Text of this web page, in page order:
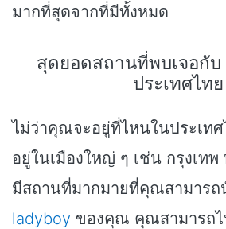
มากที่สุดจากที่มีทั้งหมด
สุดยอดสถานที่พบเจอกั
ประเทศไทย
ไม่ว่าคุณจะอยู่ที่ไหนในประเท
อยู่ในเมืองใหญ่ ๆ เช่น กรุงเท
มีสถานที่มากมายที่คุณสามาร
ladyboy ของคุณ คุณสามารถไ